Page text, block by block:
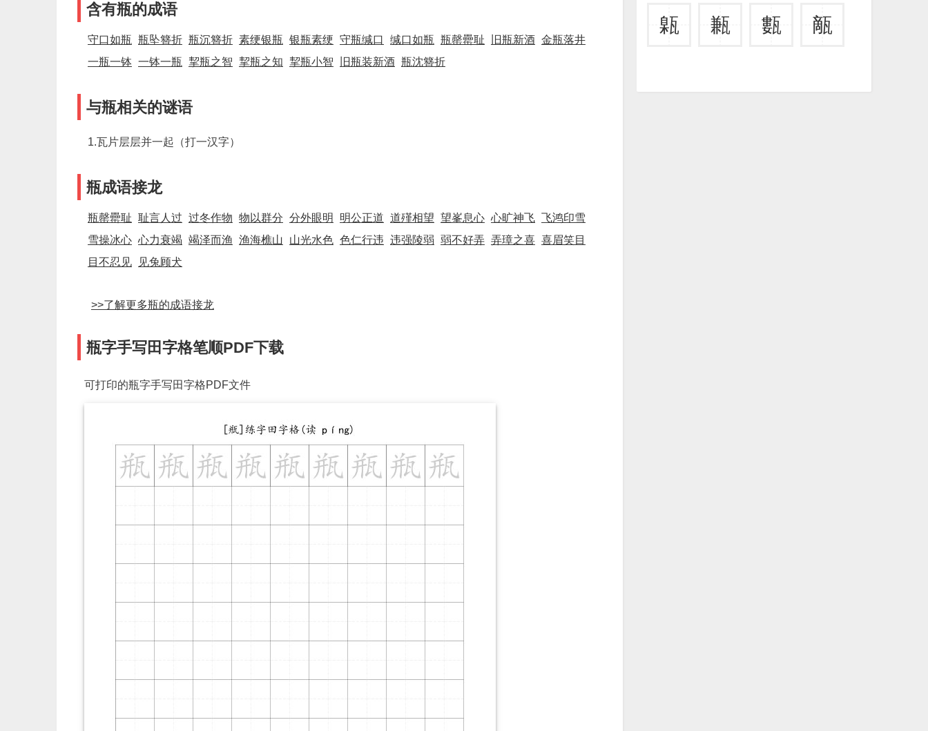
含有瓶的成语
守口如瓶 瓶坠簪折 瓶沉簪折 素绠银瓶 银瓶素绠 守瓶缄口 缄口如瓶 瓶罄罍耻 旧瓶新酒 金瓶落井
一瓶一钵 一钵一瓶 挈瓶之智 挈瓶之知 挈瓶小智 旧瓶装新酒 瓶沈簪折
与瓶相关的谜语
1.瓦片层层并一起（打一汉字）
瓶成语接龙
瓶罄罍耻 耻言人过 过冬作物 物以群分 分外眼明 明公正道 道殣相望 望峯息心 心旷神飞 飞鸿印雪
雪操冰心 心力衰竭 竭泽而渔 渔海樵山 山光水色 色仁行违 违强陵弱 弱不好弄 弄璋之喜 喜眉笑目
目不忍见
见兔顾犬
>>了解更多瓶的成语接龙
瓶字手写田字格笔顺PDF下载
可打印的瓶字手写田字格PDF文件
甈 甉 甊 甋